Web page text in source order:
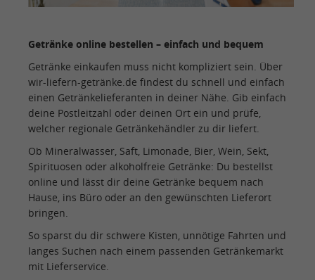
Getränke online bestellen – einfach und bequem
Getränke einkaufen muss nicht kompliziert sein. Über
wir-liefern-getränke.de findest du schnell und einfach
einen Getränkelieferanten in deiner Nähe. Gib einfach
deine Postleitzahl oder deinen Ort ein und prüfe,
welcher regionale Getränkehändler zu dir liefert.
Ob Mineralwasser, Saft, Limonade, Bier, Wein, Sekt,
Spirituosen oder alkoholfreie Getränke: Du bestellst
online und lässt dir deine Getränke bequem nach
Hause, ins Büro oder an den gewünschten Lieferort
bringen.
So sparst du dir schwere Kisten, unnötige Fahrten und
langes Suchen nach einem passenden Getränkemarkt
mit Lieferservice.